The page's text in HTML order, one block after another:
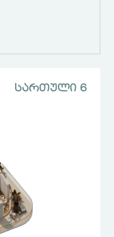
ᲡᲐᲠᲗᲣᲚᲘ 6